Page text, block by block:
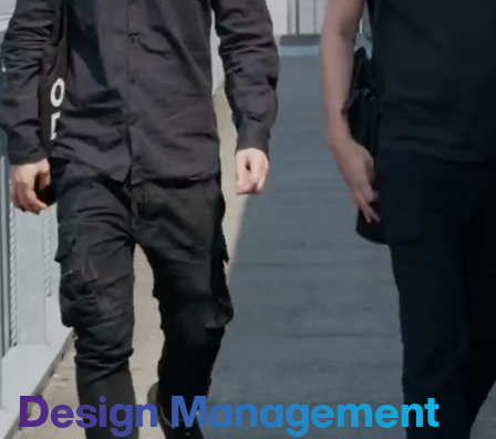
Design Management